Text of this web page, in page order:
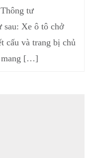
tư
sau: Xe ô tô chở
cấu và trang bị chủ
mang […]